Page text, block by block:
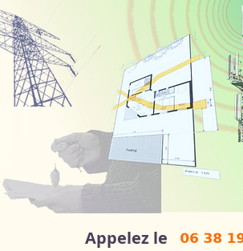
Appelez le